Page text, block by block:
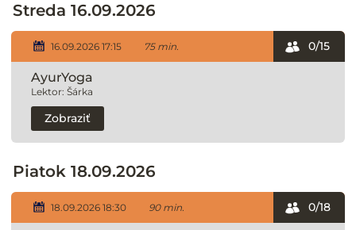
Streda 16.09.2026
16.09.2026 17:15 75 min.
AyurYoga
Lektor: Šárka
0/15
Zobraziť
Piatok 18.09.2026
18.09.2026 18:30 90 min. 0/18